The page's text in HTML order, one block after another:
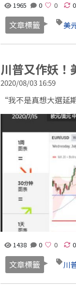
1965 0 0
文章標籤 美
川普又作妖！
2020/08/03 16:59
“我不是真想大
1438 0 0
文章標籤 川